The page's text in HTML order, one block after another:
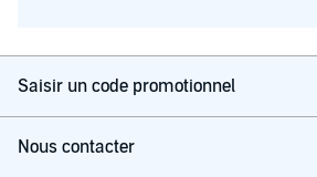
Saisir un code promotionnel
Nous contacter